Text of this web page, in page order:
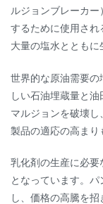
ルジョンブレーカ
するために使用さ
大量の塩水とともに
世界的な原油需要
しい石油埋蔵量と
マルジョンを破壊
製品の適応の高まり
乳化剤の生産に必
となっています。
し、価格の高騰を招